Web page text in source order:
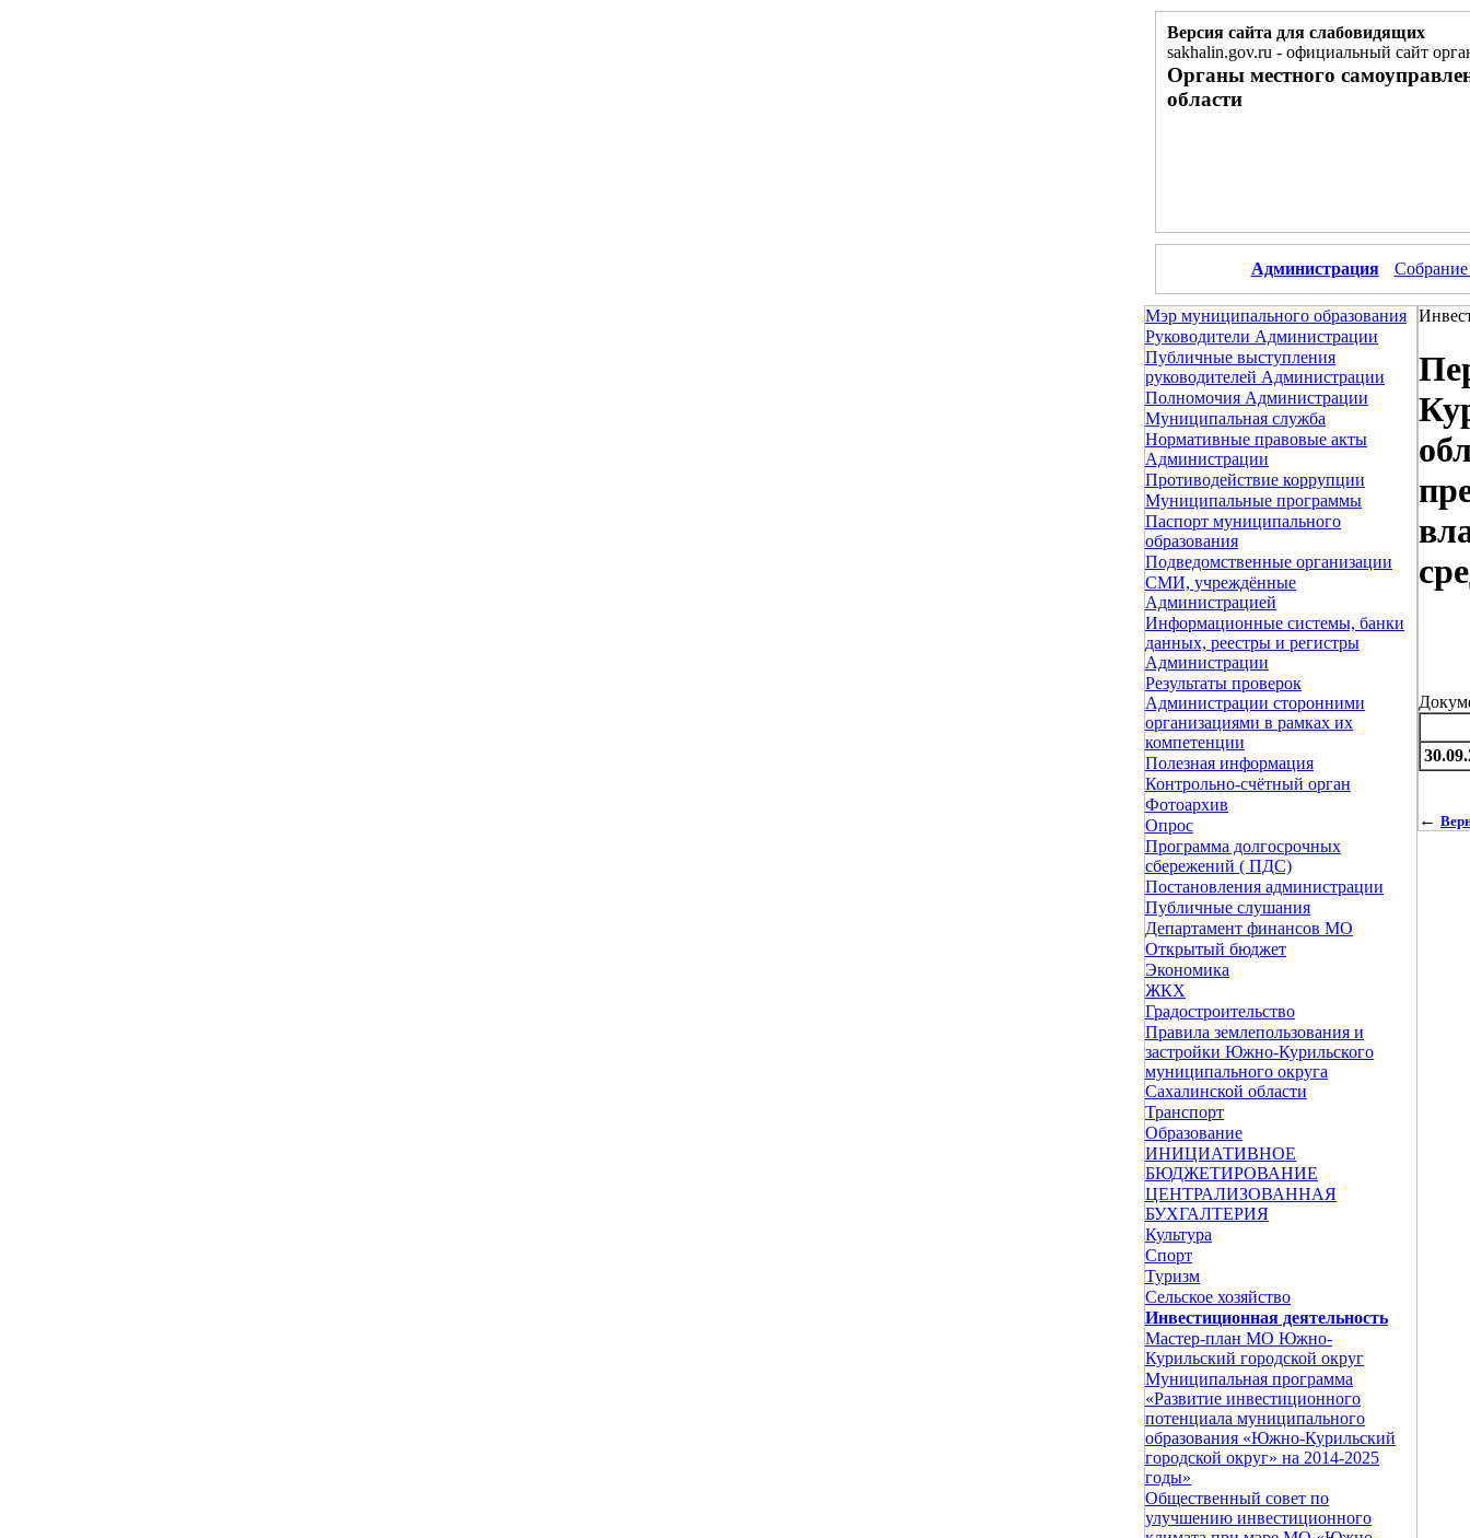
Версия сайта для слабовидящих
sakhalin.gov.ru - официальный сайт
Органы местного
области
Администрация Собрание
Мэр муниципального образования
Руководители Администрации
Публичные выступления
руководителей Администрации
Полномочия Администрации
Муниципальная служба
Нормативные правовые акты
Администрации
Противодействие коррупции
Муниципальные программы
Паспорт муниципального
образования
Подведомственные организации
СМИ, учреждённые
Администрацией
Информационные системы, банки
данных, реестры и регистры
Администрации
Результаты проверок
Администрации сторонними
организациями в рамках их
компетенции
Полезная информация
Контрольно-счётный орган
Фотоархив
Опрос
Программа долгосрочных
сбережений ( ПДС)
Постановления администрации
Публичные слушания
Департамент финансов МО
Открытый бюджет
Экономика
ЖКХ
Градостроительство
Правила землепользования и
застройки Южно-Курильского
муниципального округа
Сахалинской области
Транспорт
Образование
ИНИЦИАТИВНОЕ
БЮДЖЕТИРОВАНИЕ
ЦЕНТРАЛИЗОВАННАЯ
БУХГАЛТЕРИЯ
Культура
Спорт
Туризм
Сельское хозяйство
Инвестиционная деятельность
Мастер-план МО Южно-
Курильский городской округ
Муниципальная программа
«Развитие инвестиционного
потенциала муниципального
образования «Южно-Курильский
городской округ» на 2014-2025
годы»
Общественный совет по
улучшению инвестиционного
←